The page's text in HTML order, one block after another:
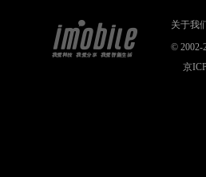
关于我
© 2002-
京